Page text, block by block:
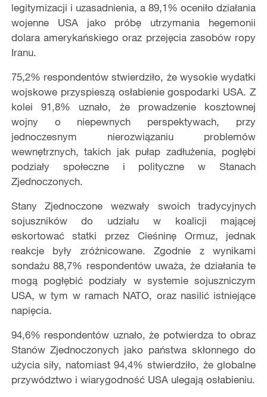
legitymizacji i uzasadnienia, a 89,1% oceniło działania
wojenne USA jako próbę utrzymania hegemonii
dolara amerykańskiego oraz przejęcia zasobów ropy
Iranu.
75,2% respondentów stwierdziło, że wysokie wydatki
wojskowe przyspieszą osłabienie gospodarki USA. Z
kolei 91,8% uznało, że prowadzenie kosztownej
wojny o niepewnych perspektywach, przy
jednoczesnym nierozwiązaniu problemów
wewnętrznych, takich jak pułap zadłużenia, pogłębi
podziały społeczne i polityczne w Stanach
Zjednoczonych.
Stany Zjednoczone wezwały swoich tradycyjnych
sojuszników do udziału w koalicji mającej
eskortować statki przez Cieśninę Ormuz, jednak
reakcje były zróżnicowane. Zgodnie z wynikami
sondażu 88,7% respondentów uważa, że działania te
mogą pogłębić podziały w systemie sojuszniczym
USA, w tym w ramach NATO, oraz nasilić istniejące
napięcia.
94,6% respondentów uznało, że potwierdza to obraz
Stanów Zjednoczonych jako państwa skłonnego do
użycia siły, natomiast 94,4% stwierdziło, że globalne
przywództwo i wiarygodność USA ulegają osłabieniu.